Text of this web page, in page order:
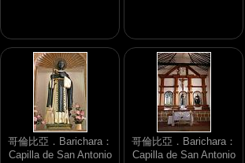
哥倫比亞．Barichara：
Capilla de San Antonio
哥倫比亞．Barichara：
Capilla de San Antonio